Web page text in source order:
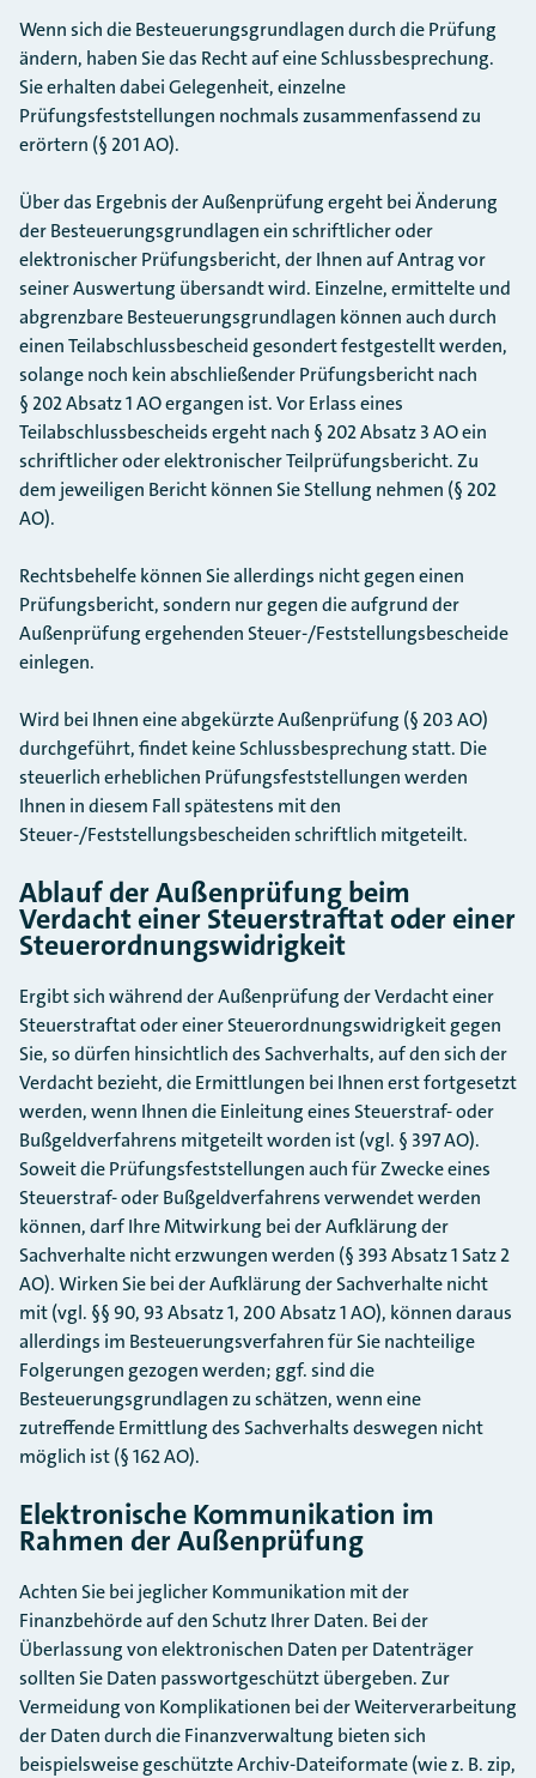
Wenn sich die Besteuerungsgrundlagen durch die Prüfung
ändern, haben Sie das Recht auf eine Schlussbesprechung.
Sie erhalten dabei Gelegenheit, einzelne
Prüfungsfeststellungen nochmals zusammenfassend zu
erörtern (§ 201 AO).
Über das Ergebnis der Außenprüfung ergeht bei Änderung
der Besteuerungsgrundlagen ein schriftlicher oder
elektronischer Prüfungsbericht, der Ihnen auf Antrag vor
seiner Auswertung übersandt wird. Einzelne, ermittelte und
abgrenzbare Besteuerungsgrundlagen können auch durch
einen Teilabschlussbescheid gesondert festgestellt werden,
solange noch kein abschließender Prüfungsbericht nach
§ 202 Absatz 1 AO ergangen ist. Vor Erlass eines
Teilabschlussbescheids ergeht nach § 202 Absatz 3 AO ein
schriftlicher oder elektronischer Teilprüfungsbericht. Zu
dem jeweiligen Bericht können Sie Stellung nehmen (§ 202
AO).
Rechtsbehelfe können Sie allerdings nicht gegen einen
Prüfungsbericht, sondern nur gegen die aufgrund der
Außenprüfung ergehenden Steuer-/Feststellungsbescheide
einlegen.
Wird bei Ihnen eine abgekürzte Außenprüfung (§ 203 AO)
durchgeführt, findet keine Schlussbesprechung statt. Die
steuerlich erheblichen Prüfungsfeststellungen werden
Ihnen in diesem Fall spätestens mit den
Steuer-/Feststellungsbescheiden schriftlich mitgeteilt.
Ablauf der Außenprüfung beim
Verdacht einer Steuerstraftat oder einer
Steuerordnungswidrigkeit
Ergibt sich während der Außenprüfung der Verdacht einer
Steuerstraftat oder einer Steuerordnungswidrigkeit gegen
Sie, so dürfen hinsichtlich des Sachverhalts, auf den sich der
Verdacht bezieht, die Ermittlungen bei Ihnen erst fortgesetzt
werden, wenn Ihnen die Einleitung eines Steuerstraf- oder
Bußgeldverfahrens mitgeteilt worden ist (vgl. § 397 AO).
Soweit die Prüfungsfeststellungen auch für Zwecke eines
Steuerstraf- oder Bußgeldverfahrens verwendet werden
können, darf Ihre Mitwirkung bei der Aufklärung der
Sachverhalte nicht erzwungen werden (§ 393 Absatz 1 Satz 2
AO). Wirken Sie bei der Aufklärung der Sachverhalte nicht
mit (vgl. §§ 90, 93 Absatz 1, 200 Absatz 1 AO), können daraus
allerdings im Besteuerungsverfahren für Sie nachteilige
Folgerungen gezogen werden; ggf. sind die
Besteuerungsgrundlagen zu schätzen, wenn eine
zutreffende Ermittlung des Sachverhalts deswegen nicht
möglich ist (§ 162 AO).
Elektronische Kommunikation im
Rahmen der Außenprüfung
Achten Sie bei jeglicher Kommunikation mit der
Finanzbehörde auf den Schutz Ihrer Daten. Bei der
Überlassung von elektronischen Daten per Datenträger
sollten Sie Daten passwortgeschützt übergeben. Zur
Vermeidung von Komplikationen bei der Weiterverarbeitung
der Daten durch die Finanzverwaltung bieten sich
beispielsweise geschützte Archiv-Dateiformate (wie z. B. zip,